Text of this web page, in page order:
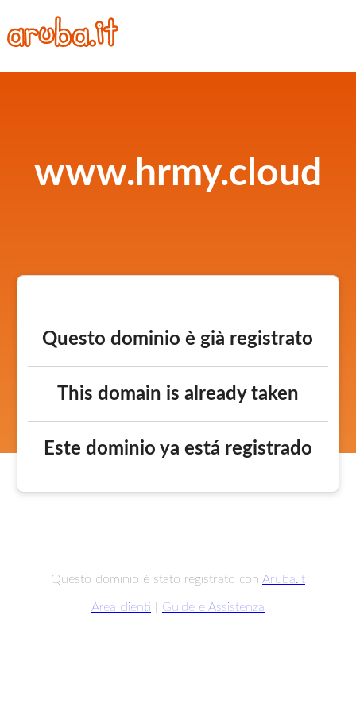
www.hrmy.cloud
Questo dominio è già registrato
This domain is already taken
Este dominio ya está registrado
Questo dominio è stato registrato con Aruba.it
Area clienti Guide e Assistenza